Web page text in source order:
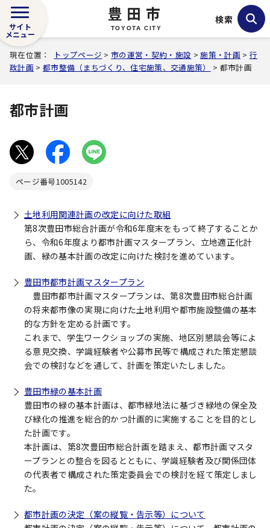
豊田市
TOYOTA CITY
サイト
メニュー
検索
現在位置： トップページ >市の運営・契約・施設 >施策・計画> 行
政計画> 都市整備（まちづくり、住宅施策、交通施策） > 都市計画
都市計画
ページ番号1005142
土地利用関連計画の改定に向けた取組
第8次豊田市総合計画が令和6年度末をもって終了することか
ら、令和6年度より都市計画マスタープラン、立地適正化計
画、緑の基本計画の改定に向けた検討を進めています。
豊田市都市計画マスタープラン
豊田市都市計画マスタープランは、第8次豊田市総合計画
の将来都市像の実現に向けた土地利用や都市施設整備の基本
的な方針を定める計画です。
これまで、学生ワークショップの実施、地区別懇談会等によ
る意見交換、学識経験者や公募市民等で構成された策定懇談
会での検討などを通して、計画を策定いたしました。
豊田市緑の基本計画
豊田市の緑の基本計画は、都市緑地法に基づき緑地の保全及
び緑化の推進を総合的かつ計画的に実施することを目的とし
た計画です。
本計画は、第8次豊田市総合計画を踏まえ、都市計画マスタ
ープランとの整合を図るとともに、学識経験者及び関係団体
の代表者で構成された策定委員会での検討を経て策定しまし
た。
都市計画の決定（案の縦覧・告示等）について